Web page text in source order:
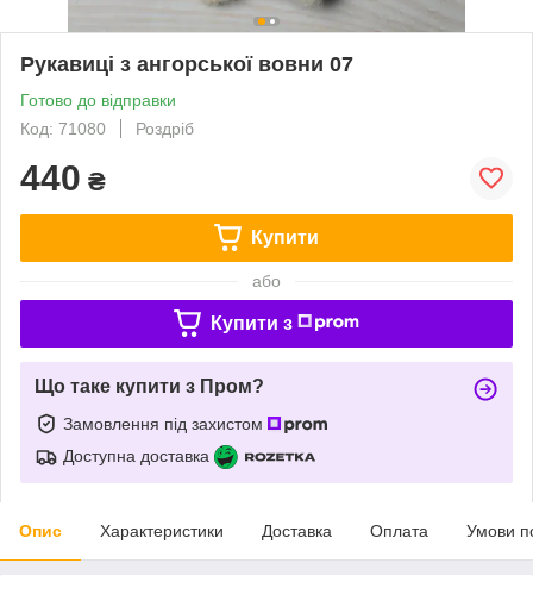
Рукавиці з ангорської вовни 07
Готово до відправки
Код: 71080
Роздріб
440 ₴
Купити
або
Купити з
Що таке купити з Пром?
Замовлення під захистом
Доступна доставка
Опис Характеристики Доставка Оплата Умови